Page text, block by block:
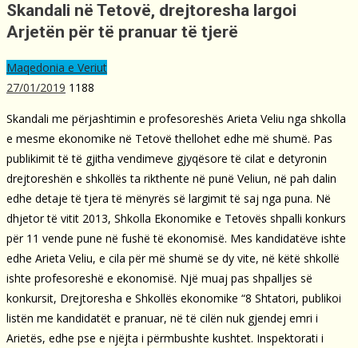
Skandali në Tetovë, drejtoresha largoi
Arjetën për të pranuar të tjerë
Maqedonia e Veriut
27/01/2019 1188
Skandali me përjashtimin e profesoreshës Arieta Veliu nga shkolla
e mesme ekonomike në Tetovë thellohet edhe më shumë. Pas
publikimit të të gjitha vendimeve gjyqësore të cilat e detyronin
drejtoreshën e shkollës ta rikthente në punë Veliun, në pah dalin
edhe detaje të tjera të mënyrës së largimit të saj nga puna. Në
dhjetor të vitit 2013, Shkolla Ekonomike e Tetovës shpalli konkurs
për 11 vende pune në fushë të ekonomisë. Mes kandidatëve ishte
edhe Arieta Veliu, e cila për më shumë se dy vite, në këtë shkollë
ishte profesoreshë e ekonomisë. Një muaj pas shpalljes së
konkursit, Drejtoresha e Shkollës ekonomike “8 Shtatori, publikoi
listën me kandidatët e pranuar, në të cilën nuk gjendej emri i
Arietës, edhe pse e njëjta i përmbushte kushtet. Inspektorati i